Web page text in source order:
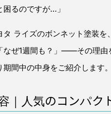
困るのですが…」
ライズのボンネット塗装
なぜ1週間も？」——その理由
間中の中身をご紹介します。
｜人気のコンパク